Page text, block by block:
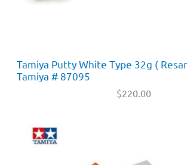
Tamiya Putty White Type 32g (
Tamiya # 87095
$220.00